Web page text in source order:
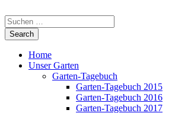
Home
Unser Garten
Garten-Tagebuch
Garten-Tagebuch 2015
Garten-Tagebuch 2016
Garten-Tagebuch 2017